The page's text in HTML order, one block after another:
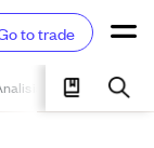
to trade
Pelajari